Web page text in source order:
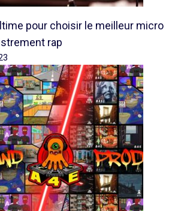
pour choisir le meilleur micro
rap